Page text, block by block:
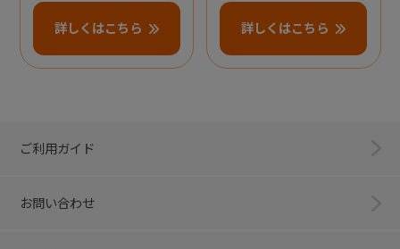
詳しくはこちら 詳しくはこちら
ご利用ガイド
お問い合わせ